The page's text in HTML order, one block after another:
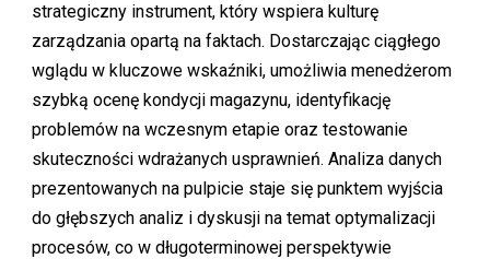
strategiczny instrument, który wspiera kulturę
zarządzania opartą na faktach. Dostarczając ciągłego
wglądu w kluczowe wskaźniki, umożliwia menedżerom
szybką ocenę kondycji magazynu, identyfikację
problemów na wczesnym etapie oraz testowanie
skuteczności wdrażanych usprawnień. Analiza danych
prezentowanych na pulpicie staje się punktem wyjścia
do głębszych analiz i dyskusji na temat optymalizacji
procesów, co w długoterminowej perspektywie